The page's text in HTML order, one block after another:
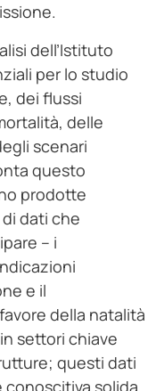
dell’Istituto
per lo studio
dei flussi
delle
scenari
questo
prodotte
dati che
– i
e il
della natalità
settori chiave
questi dati
solida